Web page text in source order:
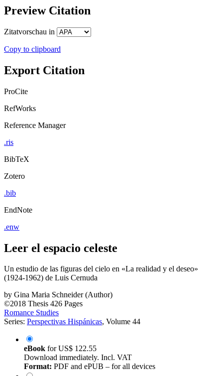
Preview Citation
Zitatvorschau in
Copy to clipboard
Export Citation
ProCite
RefWorks
Reference Manager
.ris
BibTeX
Zotero
.bib
EndNote
.enw
Leer el espacio celeste
Un estudio de las figuras del cielo en «La realidad y el deseo»
(1924-1962) de Luis Cernuda
by Gina Maria Schneider (Author)
©2018 Thesis 426 Pages
Romance Studies
Series: Perspectivas Hispánicas, Volume 44
eBook forUS$ 122.55
Download immediately. Incl. VAT
Format: PDF and ePUB – for all devices